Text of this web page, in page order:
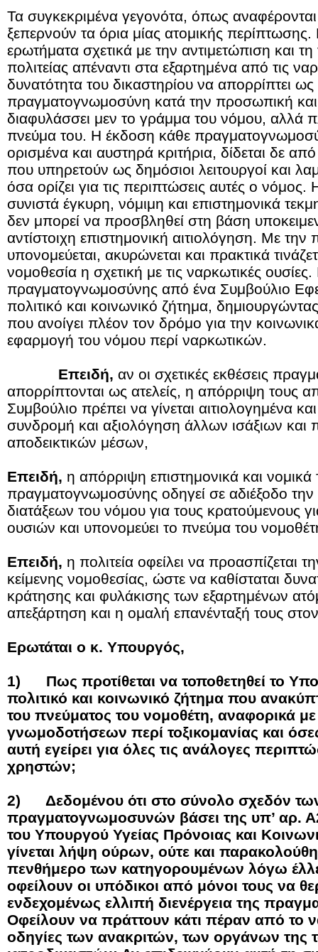
Τα συγκεκριμένα γεγονότα, όπως
ξεπερνούν τα όρια μίας ατομικής περίπτωσης.
ερωτήματα σχετικά με την αντιμετώπιση και τη
πολιτείας απέναντι στα εξαρτημένα από τις
δυνατότητα του δικαστηρίου να απορρίπτει ως
πραγματογνωμοσύνη κατά την προσωπική και
διαφυλάσσει μεν το γράμμα του νόμου, αλλά
πνεύμα του. Η έκδοση κάθε
ορισμένα και αυστηρά κριτήρια, δίδεται δε
που υπηρετούν ως δημόσιοι λειτουργοί και
όσα ορίζει για τις περιπτώσεις αυτές ο
συνιστά έγκυρη, νόμιμη και επιστημονικά
δεν μπορεί να προσβληθεί στη βάση
αντίστοιχη επιστημονική αιτιολόγηση. Με
υπονομεύεται, ακυρώνεται και πρακτικά
νομοθεσία η σχετική με τις ναρκωτικές
πραγματογνωμοσύνης από ένα Συμβούλιο
πολιτικό και κοινωνικό ζήτημα,
που ανοίγει πλέον τον δρόμο για την
εφαρμογή του νόμου περί ναρκωτικών.
Επειδή, αν οι σχετικές εκθέσεις
απορρίπτονται ως ατελείς, η απόρριψη τους
Συμβούλιο πρέπει να γίνεται αιτιολογημένα
συνδρομή και αξιολόγηση άλλων ισάξιων και
αποδεικτικών μέσων,
Επειδή, η απόρριψη επιστημονικά και νομικά
πραγματογνωμοσύνης οδηγεί σε αδιέξοδο
διατάξεων του νόμου για τους κρατούμενους
ουσιών και υπονομεύει το πνεύμα του
Επειδή, η πολιτεία οφείλει να προασπίζεται
κείμενης νομοθεσίας, ώστε να καθίσταται
κράτησης και φυλάκισης των εξαρτημένων
απεξάρτηση και η ομαλή επανένταξή τους
Ερωτάται ο κ. Υπουργός,
1)
Πως προτίθεται να τοποθετηθεί το
πολιτικό και κοινωνικό ζήτημα που
του πνεύματος του νομοθέτη, αναφορικά
γνωμοδοτήσεων περί τοξικομανίας και
αυτή εγείρει για όλες τις ανάλογες
χρηστών;
2)
Δεδομένου ότι στο σύνολο σχεδόν
πραγματογνωμοσυνών βάσει της υπ’ αρ.
του Υπουργού Υγείας Πρόνοιας και
γίνεται λήψη ούρων, ούτε και
πενθήμερο των κατηγορουμένων λόγω
οφείλουν οι υπόδικοι από μόνοι τους να
ενδεχομένως ελλιπή διενέργεια της
Οφείλουν να πράττουν κάτι πέραν από το
οδηγίες των ανακριτών, των οργάνων της